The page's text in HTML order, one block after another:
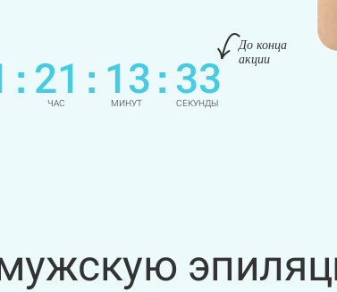
До конца
акции
: 21:
ЧАС
13:
МИНУТ
32
СЕКУНДЫ